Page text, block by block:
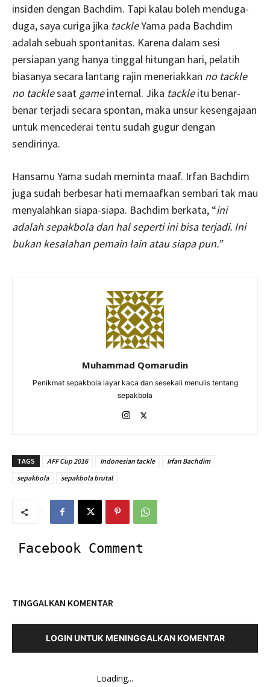
insiden dengan Bachdim. Tapi kalau boleh menduga-
duga, saya curiga jika tackleYama pada Bachdim
adalah sebuah spontanitas. Karena dalam sesi
persiapan yang hanya tinggal hitungan hari, pelatih
biasanya secara lantang rajin meneriakkan no tackle
no tacklesaat gameinternal. Jika tackleitu benar-
benar terjadi secara spontan, maka unsur kesengajaan
untuk mencederai tentu sudah gugur dengan
sendirinya.
Hansamu Yama sudah meminta maaf. Irfan Bachdim
juga sudah berbesar hati memaafkan sembari tak mau
menyalahkan siapa-siapa. Bachdim berkata, “ini
adalah sepakbola dan hal seperti ini bisa terjadi. Ini
bukan kesalahan pemain lain atau siapa pun.”
Muhammad Qomarudin
Penikmat sepakbola layar kaca dan sesekali menulis tentang
sepakbola
TAGS AFF Cup 2016 Indonesian tackle
Irfan Bachdim
sepakbola
sepakbola brutal
Facebook Comment
TINGGALKAN KOMENTAR
LOGIN UNTUK MENINGGALKAN KOMENTAR
Loading...